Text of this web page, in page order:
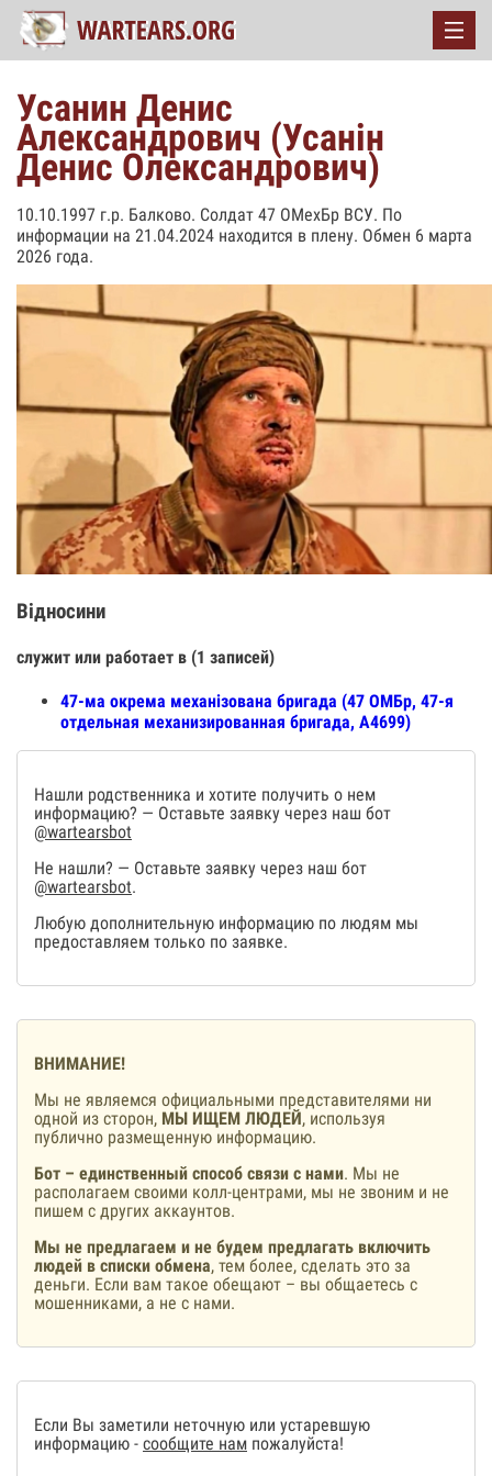
Усанин Денис
Александрович (Усанін
Денис Олександрович)
10.10.1997 г.р. Балково. Солдат 47 ОМехБр ВСУ. По
информации на 21.04.2024 находится в плену. Обмен 6 марта
2026 года.
Відносини
служит или работает в (1 записей)
47-ма окрема механізована бригада (47 ОМБр, 47-я
отдельная механизированная бригада, А4699)
Нашли родственника и хотите получить о нем
информацию? — Оставьте заявку через наш бот
@wartearsbot
Не нашли? — Оставьте заявку через наш бот
@wartearsbot.
Любую дополнительную информацию по людям мы
предоставляем только по заявке.
ВНИМАНИЕ!
Мы не являемся официальными представителями ни
одной из сторон, МЫ ИЩЕМ ЛЮДЕЙ, используя
публично размещенную информацию.
Бот – единственный способ связи с нами. Мы не
располагаем своими колл-центрами, мы не звоним и не
пишем с других аккаунтов.
Мы не предлагаем и не будем предлагать включить
людей в списки обмена, тем более, сделать это за
деньги. Если вам такое обещают – вы общаетесь с
мошенниками, а не с нами.
Если Вы заметили неточную или устаревшую
информацию - сообщите нам пожалуйста!